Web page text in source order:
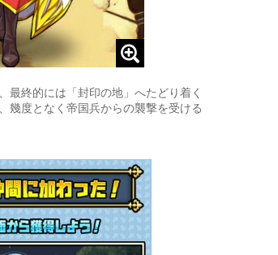
最終的には「封印の地」へたどり着く
幾度となく帝国兵からの襲撃を受ける